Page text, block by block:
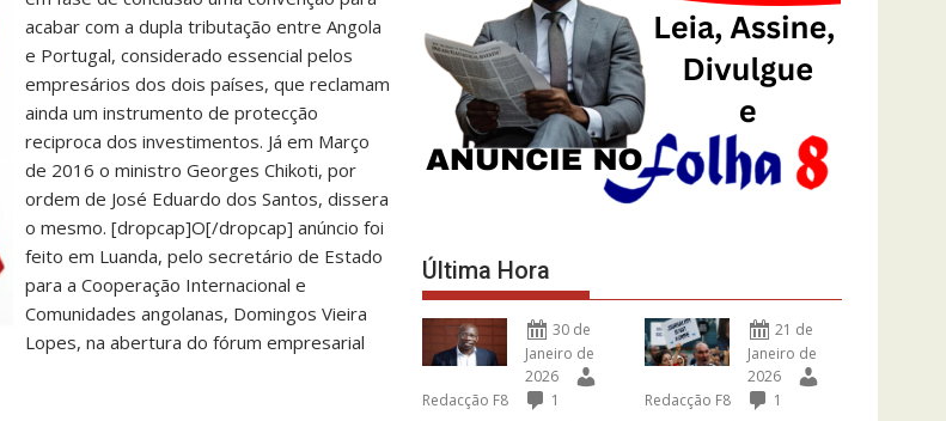
acabar com a dupla tributação entre Angola
e Portugal, considerado essencial pelos
empresários dos dois países, que reclamam
ainda um instrumento de protecção
reciproca dos investimentos. Já em Março
de 2016 o ministro Georges Chikoti, por
ordem de José Eduardo dos Santos, dissera
o mesmo. [dropcap]O[/dropcap] anúncio foi
feito em Luanda, pelo secretário de Estado
para a Cooperação Internacional e
Comunidades angolanas, Domingos Vieira
Lopes, na abertura do fórum empresarial
Última Hora
30 de
Janeiro de
2026
Redacção F8
1
21 de
Janeiro de
2026
Redacção F8
1